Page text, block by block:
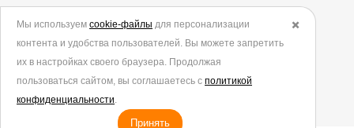
Политика в отношении обработки персональных данных
Согласие на обработку персональных данных
Согласие на обработку данных метрическими программами
Политика использования cookies
✖️
Мы используем cookie-файлы для персонализации
контента и удобства пользователей. Вы можете запретить
их в настройках своего браузера. Продолжая
пользоваться сайтом, вы соглашаетесь с политикой
конфиденциальности.
Принять